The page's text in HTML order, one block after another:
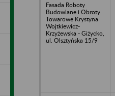
Fasada Roboty
Budowlane i Obroty
Towarowe Krystyna
Wojtkiewicz-
Krzyżewska - Giżycko,
ul. Olsztyńska 15/9